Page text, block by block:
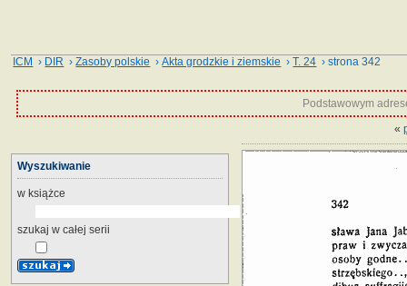
ICM › DIR ›Zasoby polskie ›Akta grodzkie i ziemskie ›T. 24 › strona 342
Podstawowym
«
Wyszukiwanie
w książce
szukaj w całej serii